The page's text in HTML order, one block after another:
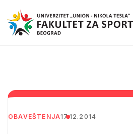
OBAVEŠTENJA17.12.2014